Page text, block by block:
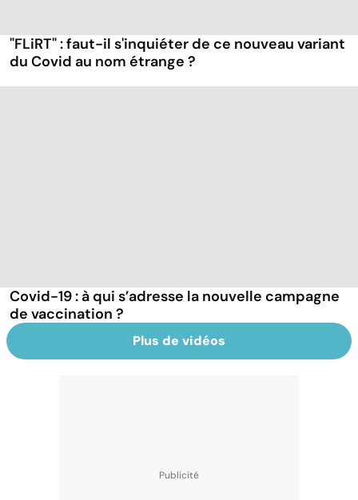
"FLiRT" : faut-il s'inquiéter de ce nouveau variant
du Covid au nom étrange ?
Covid-19 : à qui s’adresse la nouvelle campagne
de vaccination ?
Plus de vidéos